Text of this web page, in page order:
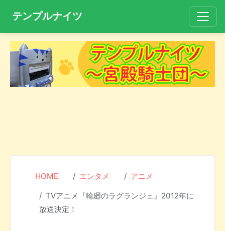
テンプルナイツ
HOME エンタメ アニメ
TVアニメ『輪廻のラグランジェ』2012年に
放送決定！